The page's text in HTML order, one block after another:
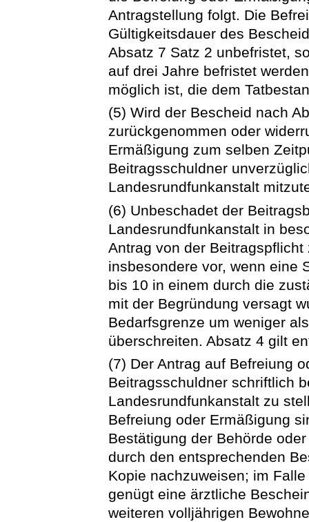
Antragstellung folgt. Die
Gültigkeitsdauer des
Absatz 7 Satz 2 unbefristet,
auf drei Jahre befristet
möglich ist, die dem
(5) Wird der Bescheid nach
zurückgenommen oder
Ermäßigung zum selben
Beitragsschuldner
Landesrundfunkanstalt
(6) Unbeschadet der
Landesrundfunkanstalt in
Antrag von der
insbesondere vor, wenn eine
bis 10 in einem durch die
mit der Begründung versagt
Bedarfsgrenze um weniger
überschreiten. Absatz 4 gilt
(7) Der Antrag auf Befreiung
Beitragsschuldner schriftlich
Landesrundfunkanstalt zu
Befreiung oder Ermäßigung
Bestätigung der Behörde
durch den entsprechenden
Kopie nachzuweisen; im
genügt eine ärztliche
weiteren volljährigen